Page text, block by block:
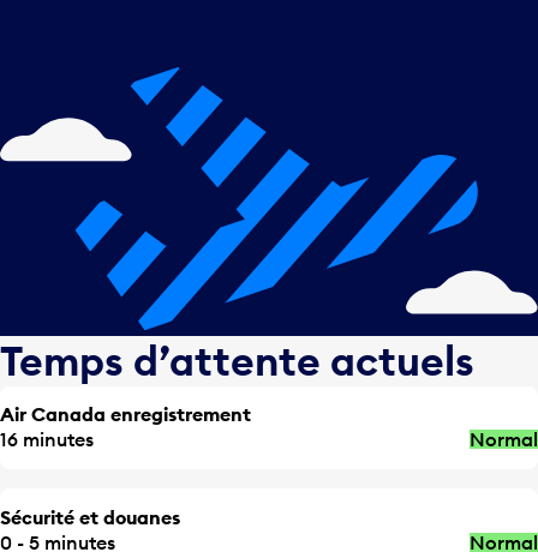
Temps d’attente actuels
Air Canada enregistrement
16 minutes
Normal
Sécurité et douanes
0 - 5 minutes
Normal